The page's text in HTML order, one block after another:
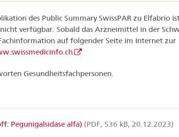
des Public Summary SwissPAR zu Elfabrio
verfügbar. Sobald das Arzneimittel in der
auf folgender Seite im Internet zur
Gesundheitsfachpersonen.
Pegunigalsidase alfa) (PDF, 536 kB, 20.12.2023)